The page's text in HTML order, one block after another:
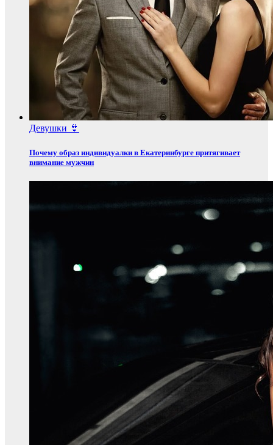
Девушки 👙
Почему образ индивидуалки в Екатеринбурге притягивает
внимание мужчин